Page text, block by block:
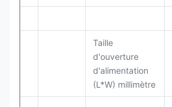
Taille
d'ouverture
d'alimentation
(L*W) millimètre